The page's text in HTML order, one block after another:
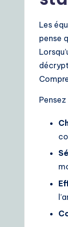
ALes
pense